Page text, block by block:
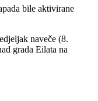
bile aktivirane
naveče (8.
grada Eilata na